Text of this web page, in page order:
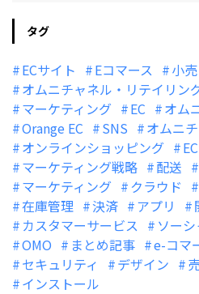
タグ
ECサイト Eコマース
小売
オムニチャネル・リテイリン
マーケティング
EC オム
Orange EC
SNS オムニ
オンラインショッピング
マーケティング戦略
配送
マーケティング
クラウド
在庫管理
決済 アプリ
カスタマーサービス
ソー
OMO
まとめ記事 e-コマ
セキュリティ
デザイン
インストール